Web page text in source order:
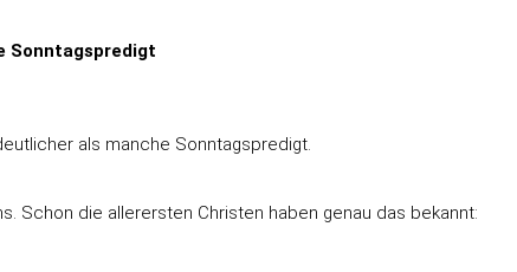
Sonntagspredigt
als manche Sonntagspredigt.
Schon die allerersten Christen haben genau das bekannt: